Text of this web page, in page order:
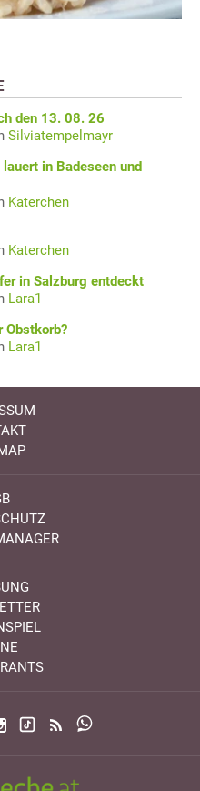
den 13. 08. 26
Silviatempelmayr
in Badeseen und
Katerchen
Katerchen
in Salzburg entdeckt
Lara1
Obstkorb?
Lara1